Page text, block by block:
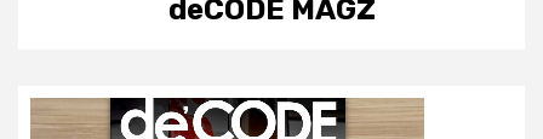
deCODE MAGZ